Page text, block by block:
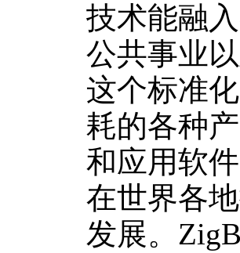
技术能融
公共事业
这个标准
耗的各种
和应用软
在世界各
发展。